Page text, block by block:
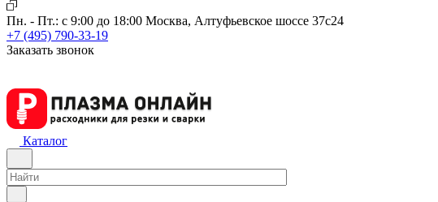
Пн. - Пт.: с 9:00 до 18:00 Москва, Алтуфьевское шоссе 37с24
+7 (495) 790-33-19
Заказать звонок
Каталог